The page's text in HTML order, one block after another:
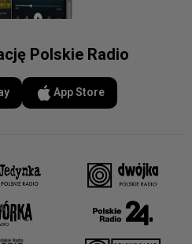
Polskie Radio
App Store